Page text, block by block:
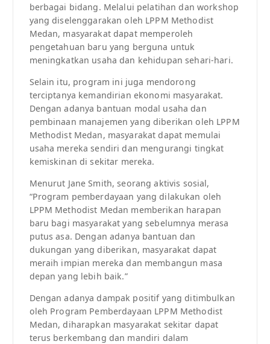
berbagai bidang. Melalui pelatihan dan workshop
yang diselenggarakan oleh LPPM Methodist
Medan, masyarakat dapat memperoleh
pengetahuan baru yang berguna untuk
meningkatkan usaha dan kehidupan sehari-hari.
Selain itu, program ini juga mendorong
terciptanya kemandirian ekonomi masyarakat.
Dengan adanya bantuan modal usaha dan
pembinaan manajemen yang diberikan oleh LPPM
Methodist Medan, masyarakat dapat memulai
usaha mereka sendiri dan mengurangi tingkat
kemiskinan di sekitar mereka.
Menurut Jane Smith, seorang aktivis sosial,
“Program pemberdayaan yang dilakukan oleh
LPPM Methodist Medan memberikan harapan
baru bagi masyarakat yang sebelumnya merasa
putus asa. Dengan adanya bantuan dan
dukungan yang diberikan, masyarakat dapat
meraih impian mereka dan membangun masa
depan yang lebih baik.”
Dengan adanya dampak positif yang ditimbulkan
oleh Program Pemberdayaan LPPM Methodist
Medan, diharapkan masyarakat sekitar dapat
terus berkembang dan mandiri dalam